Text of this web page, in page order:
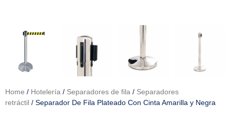
Home / Hotelería / Separadores de fila / Separadores
retráctil / Separador De Fila Plateado Con Cinta Amarilla y Negra